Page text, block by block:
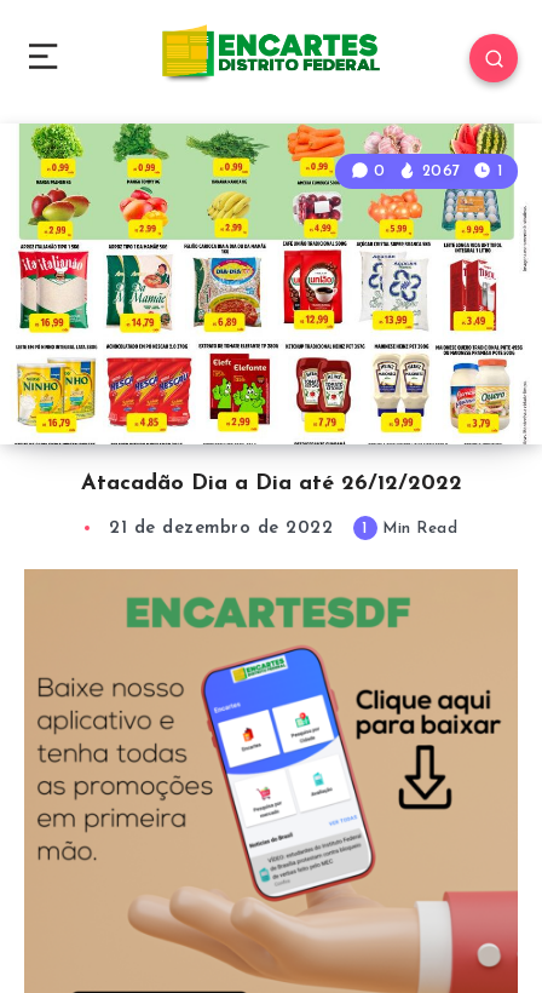
0 2067 1
Atacadão Dia a Dia até 26/12/2022
21 de dezembro de 2022 1 Min Read